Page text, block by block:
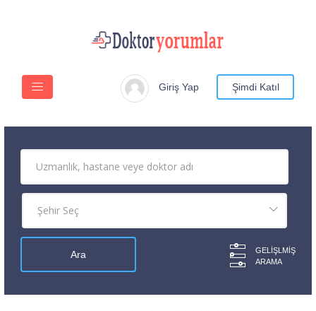
Giriş Yap Şimdi Katıl
GELIŞLMIŞ
ARAMA